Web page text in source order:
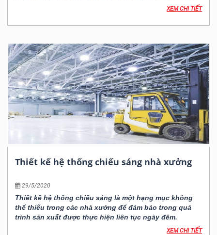
ý thêm cho bạn một thiết bị khác đó chính là bộ lưu
XEM CHI TIẾT
Thiết kế hệ thống chiếu sáng nhà xưởng
29/5/2020
Thiết kế hệ thống chiếu sáng là một hạng mục không
thể thiếu trong các nhà xưởng để đảm bảo trong quá
trình sản xuất được thực hiện liên tục ngày đêm.
XEM CHI TIẾT